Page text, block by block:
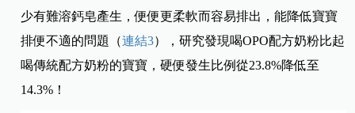
少有難溶鈣皂產生，便便更柔軟而容易排出，能降低寶寶
排便不適的問題（連結3），研究發現喝OPO配方奶粉比起
喝傳統配方奶粉的寶寶，硬便發生比例從23.8%降低至
14.3%！